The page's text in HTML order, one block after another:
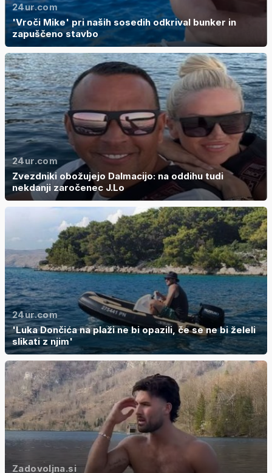
24ur.com
'Vroči Mike' pri naših sosedih odkrival bunker in
zapuščeno stavbo
24ur.com
Zvezdniki obožujejo Dalmacijo: na oddihu tudi
nekdanji zaročenec J.Lo
24ur.com
'Luka Dončića na plaži ne bi opazili, če se ne bi želeli
slikati z njim'
Zadovoljna.si